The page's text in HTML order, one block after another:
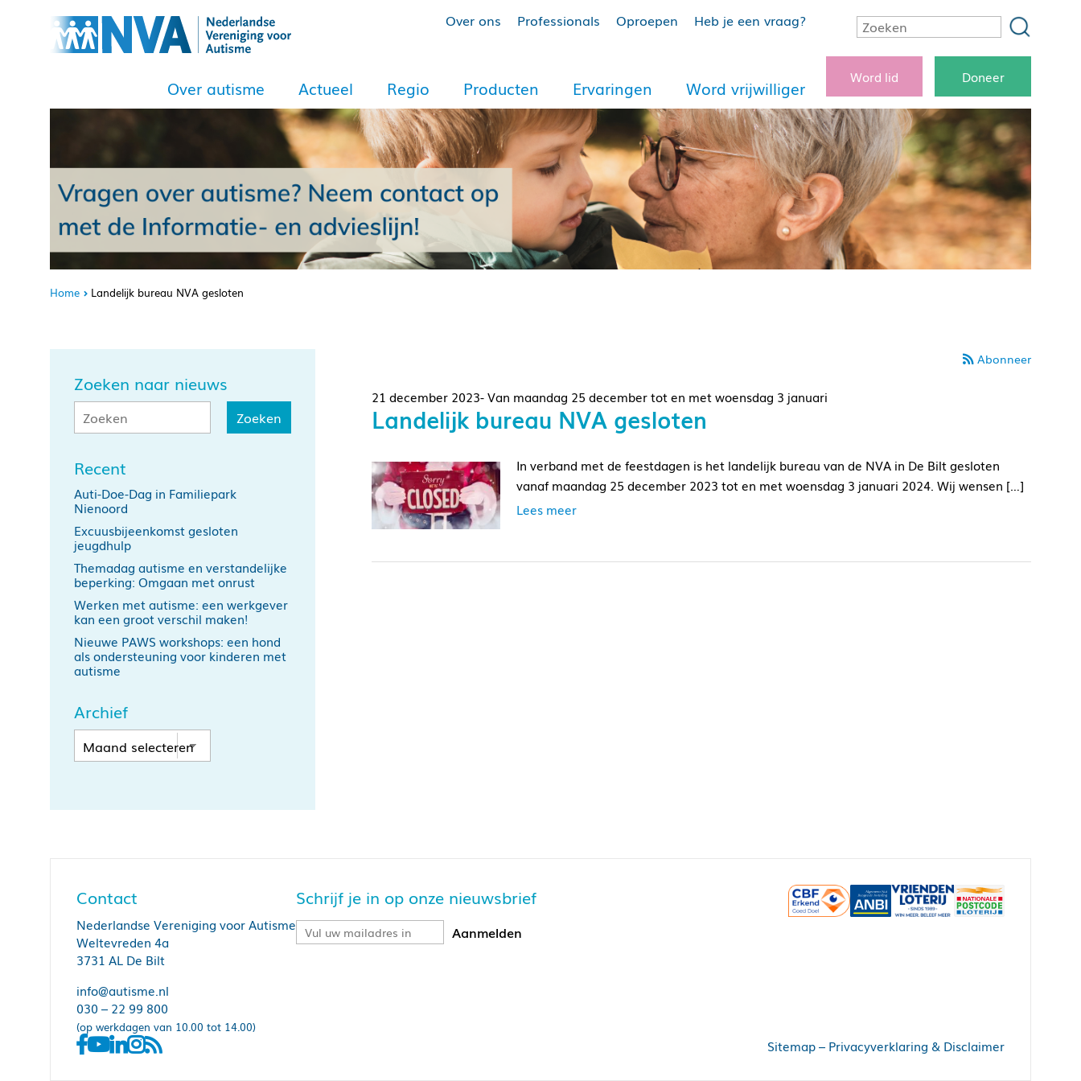
Over ons Professionals Oproepen Heb je een vraag?
Over autisme Actueel Regio Producten Ervaringen Word vrijwilliger
Word lid Doneer
Home Landelijk bureau NVA gesloten
Zoeken naar nieuws
Recent
Auti-Doe-Dag in Familiepark
Nienoord
Excuusbijeenkomst gesloten
jeugdhulp
Themadag autisme en verstandelijke
beperking: Omgaan met onrust
Werken met autisme: een werkgever
kan een groot verschil maken!
Nieuwe PAWS workshops: een hond
als ondersteuning voor kinderen met
autisme
Archief
Abonneer
21 december 2023- Van maandag 25 december tot en met woensdag 3 januari
Landelijk bureau NVA gesloten
In verband met de feestdagen is het landelijk bureau van de NVA in De Bilt gesloten
vanaf maandag 25 december 2023 tot en met woensdag 3 januari 2024. Wij wensen […]
Lees meer
Contact
Nederlandse Vereniging voor Autisme
Weltevreden 4a
3731 AL De Bilt
info@autisme.nl
030 – 22 99 800
(op werkdagen van 10.00 tot 14.00)
Schrijf je in op onze nieuwsbrief
Sitemap– Privacyverklaring & Disclaimer